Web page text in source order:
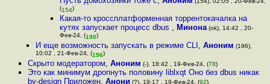
(154)
Какая-то кроссплатформенная торрентокачалка на
кутях запускает процесс dbus , Минона (ok), 14:42 , 20-
Фев-24, (190)
И еще возможность запускать в режиме CLI ,Аноним (196),
10:02 , 21-Фев-24, (196)
Скрыто модератором, Аноним (-), 18:42 , 19-Фев-24, (78)
Это как минимум дропнуть половину liblxqt Оно без dbus никак
by-design Приложен, Анони (?), 19:17 , 19-Фев-24, (92)